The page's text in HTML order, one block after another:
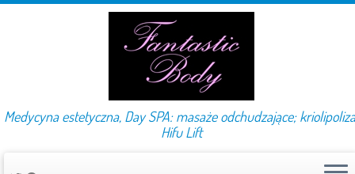
Medycyna estetyczna, Day SPA: masaże odchudzające;
Hifu Lift